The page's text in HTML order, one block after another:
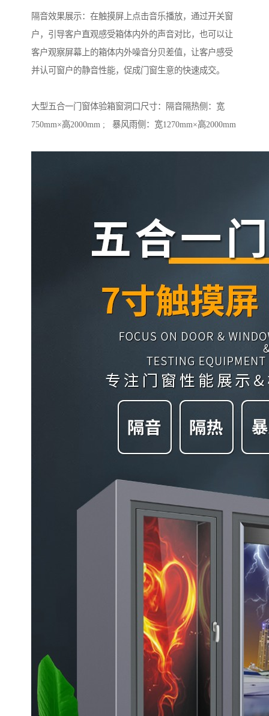
隔音效果展示：在触摸屏上点击音乐播放，通过开关窗
户，引导客户直观感受箱体内外的声音对比，也可以让
客户观察屏幕上的箱体内外噪音分贝差值，让客户感受
并认可窗户的静音性能，促成门窗生意的快速成交。
大型五合一门窗体验箱窗洞口尺寸：隔音隔热侧：宽
750mm×高2000mm ; 暴风雨侧：宽1270mm×高2000mm